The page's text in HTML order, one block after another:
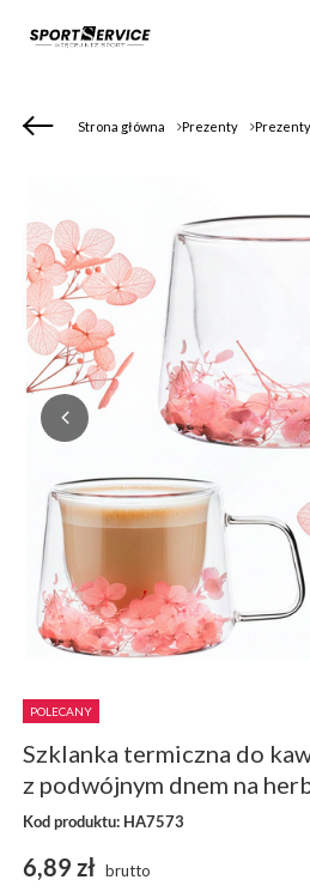
Strona główna Prezenty
POLECANY
Szklanka termiczna do
z podwójnym dnem na
Kod produktu: HA7573
6,89 zł brutto